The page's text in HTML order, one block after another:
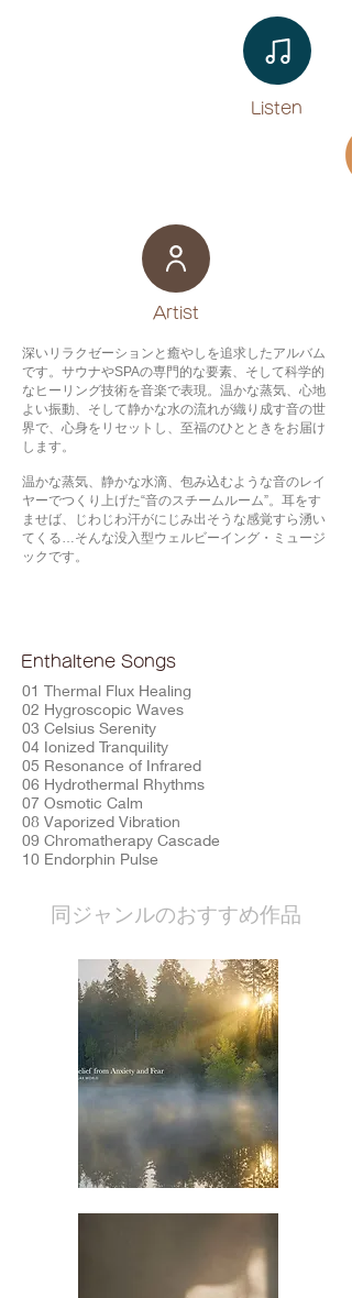
Listen​
​Artist
深いリラクゼーションと癒やしを追求したアルバム
です。サウナやSPAの専門的な要素、そして科学的
なヒーリング技術を音楽で表現。温かな蒸気、心地
よい振動、そして静かな水の流れが織り成す音の世
界で、心身をリセットし、至福のひとときをお届け
します。
温かな蒸気、静かな水滴、包み込むような音のレイ
ヤーでつくり上げた“音のスチームルーム”。耳をす
ませば、じわじわ汗がにじみ出そうな感覚すら湧い
てくる…そんな没入型ウェルビーイング・ミュージ
ックです。
Enthaltene Songs
01 Thermal Flux Healing
02 Hygroscopic Waves
03 Celsius Serenity
04 Ionized Tranquility
05 Resonance of Infrared
06 Hydrothermal Rhythms
07 Osmotic Calm
08 Vaporized Vibration
09 Chromatherapy Cascade
10 Endorphin Pulse
​同ジャンルのおすすめ作品